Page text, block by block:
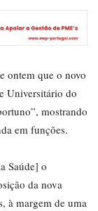
ontem que o novo
Universitário do
mostrando
em funções.
Saúde] o
da nova
à margem de uma